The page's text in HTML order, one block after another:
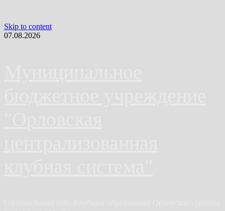
Skip to content
07.08.2026